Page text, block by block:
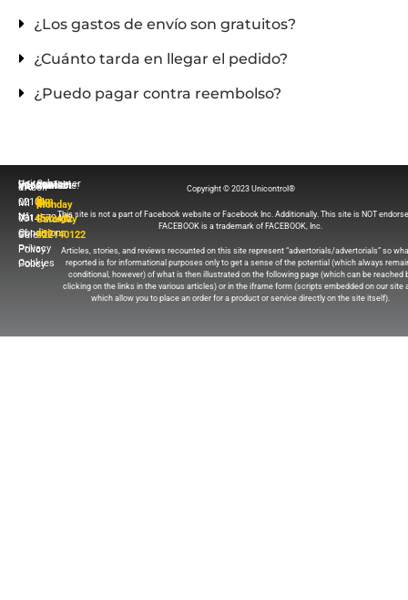
¿Los gastos de envío son gratuitos?
¿Cuánto tarda en llegar el pedido?
¿Puedo pagar contra reembolso?
Information
Unitech Spa – Via d’Aboli
02101 MI
N° Vat 0314572412
Conditions of Sale
Privacy Policy
Cookies Policy
Contact
Customer service available:
9 a.m. to 8 p.m. Monday
through Saturday
+39 322140122
Copyright © 2023 Unicontrol®
This site is not a part of Facebook website or Facebook Inc. Additionally. This site is NOT
FACEBOOK is a trademark of FACEBOOK, Inc.
Articles, stories, and reviews recounted on this site represent “advertorials/advertorials” so
reported is for informational purposes only to get a sense of the potential (which always
conditional, however) of what is then illustrated on the following page (which can be reached
clicking on the links in the various articles) or in the iframe form (scripts embedded on our site
which allow you to place an order for a product or service directly on the site itself).